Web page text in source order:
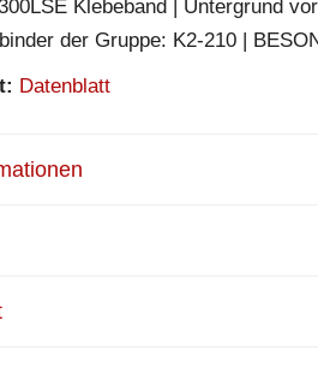
Klebeband | Untergrund
der Gruppe: K2-210 |
Datenblatt